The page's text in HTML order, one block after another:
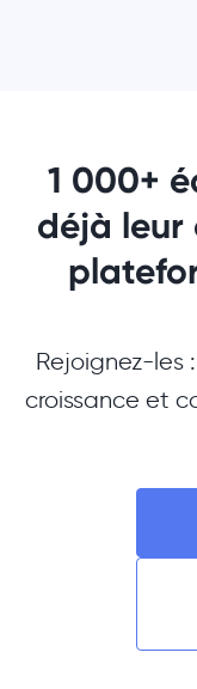
1 000+
déjà leur
Rejoignez-les
croissance et